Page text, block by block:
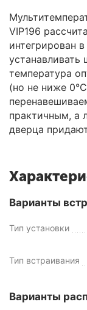
VIP196
интегрирован
температура
(но не ниже
практичным, а
дверца
Варианты
Тип установки
Тип встраивания
Варианты